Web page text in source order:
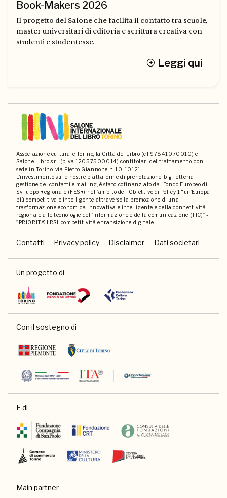
Book-Makers 2026
Il progetto del Salone che facilita il contatto tra scuole,
master universitari di editoria e scrittura creativa con
studenti e studentesse.
Leggi qui
Associazione culturale Torino, la Città del Libro (c.f 97841070010) e
Salone Libro s.r.l. (p.iva 12057500014) contitolari del trattamento, con
sede in Torino, via Pietro Giannone n. 10, 10121.
L'investimento sulle nostre piattaforme di prenotazione, biglietteria,
gestione dei contatti e mailing, è stato cofinanziato dal Fondo Europeo di
Sviluppo Regionale (FESR) nell’ambito dell’Obiettivo di Policy 1 “un’Europa
più competitiva e intelligente attraverso la promozione di una
trasformazione economica innovativa e intelligente e della connettività
regionale alle tecnologie dell’informazione e della comunicazione (TIC)” -
“PRIORITA’ I RSI, competitività e transizione digitale”.
Contatti Privacy policy Disclaimer Dati societari
Un progetto di
Con il sostegno di
E di
Main partner